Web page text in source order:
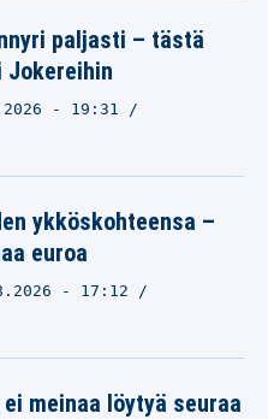
paljasti – tästä
- 19:31
ykköskohteensa –
euroa
- 17:12
meinaa löytyä seuraa